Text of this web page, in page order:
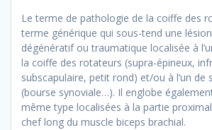
Le terme de pathologie de la coiffe des
terme générique qui sous-tend une
dégénératif ou traumatique localisée à
la coiffe des rotateurs (supra-épineux,
subscapulaire, petit rond) et/ou à l’un de
(bourse synoviale…). Il englobe
même type localisées à la partie
chef long du muscle biceps brachial.